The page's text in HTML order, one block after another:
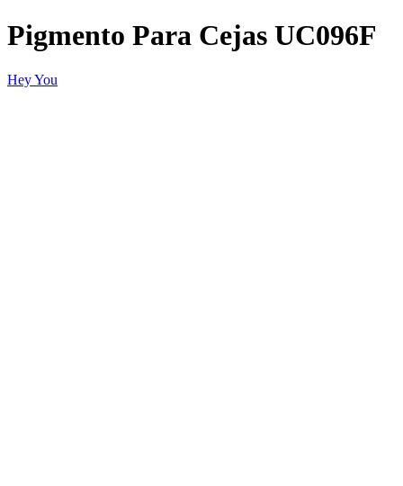
Pigmento Para Cejas UC096F
Hey You